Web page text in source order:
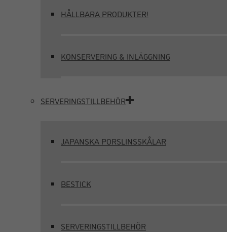
HÅLLBARA PRODUKTER!
KONSERVERING & INLÄGGNING
SERVERINGSTILLBEHÖR
JAPANSKA PORSLINSSKÅLAR
BESTICK
SERVERINGSTILLBEHÖR